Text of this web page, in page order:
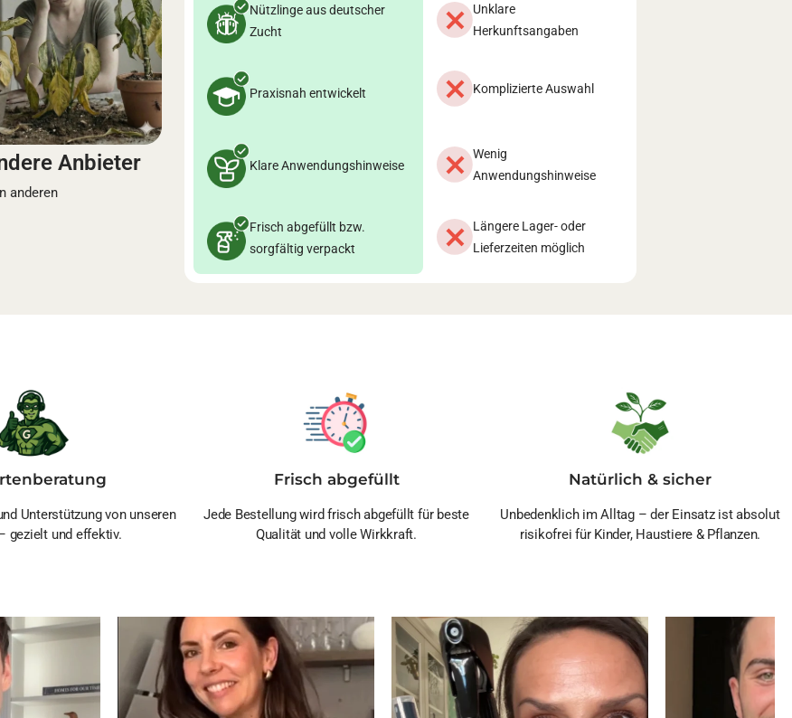
Anbieter
anderen
Nützlinge aus deutscher
Zucht
Unklare
Herkunftsangaben
Praxisnah entwickelt Komplizierte Auswahl
Klare Anwendungshinweise
Wenig
Anwendungshinweise
Frisch abgefüllt bzw.
sorgfältig verpackt
Längere Lager- oder
Lieferzeiten möglich
Unterstützung von unseren
gezielt und effektiv.
Frisch abgefüllt
Jede Bestellung wird frisch abgefüllt für beste
Qualität und volle Wirkkraft.
Natürlich & sicher
Unbedenklich im Alltag – der Einsatz ist absolut
risikofrei für Kinder, Haustiere & Pflanzen.